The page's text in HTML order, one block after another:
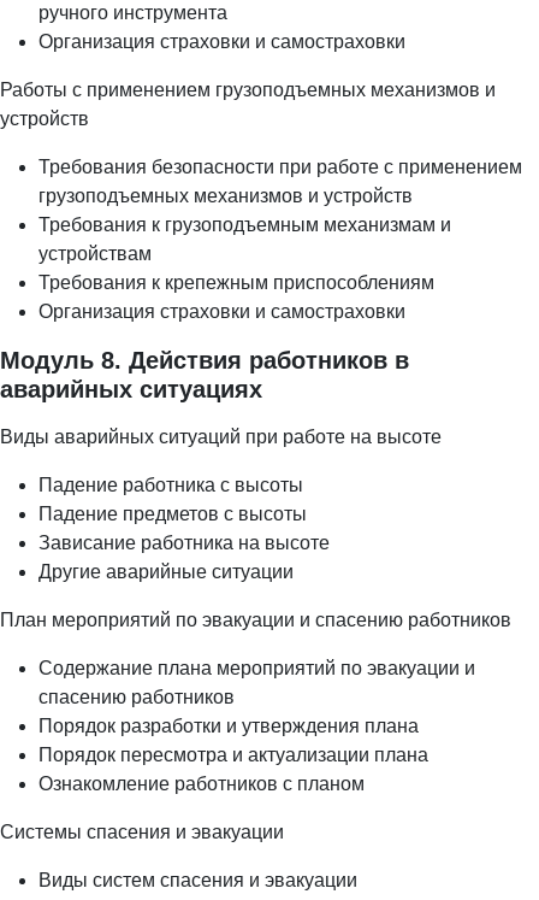
ручного инструмента
Организация страховки и самостраховки
Работы с применением грузоподъемных механизмов и
устройств
Требования безопасности при работе с применением
грузоподъемных механизмов и устройств
Требования к грузоподъемным механизмам и
устройствам
Требования к крепежным приспособлениям
Организация страховки и самостраховки
Модуль 8. Действия работников в
аварийных ситуациях
Виды аварийных ситуаций при работе на высоте
Падение работника с высоты
Падение предметов с высоты
Зависание работника на высоте
Другие аварийные ситуации
План мероприятий по эвакуации и спасению работников
Содержание плана мероприятий по эвакуации и
спасению работников
Порядок разработки и утверждения плана
Порядок пересмотра и актуализации плана
Ознакомление работников с планом
Системы спасения и эвакуации
Виды систем спасения и эвакуации